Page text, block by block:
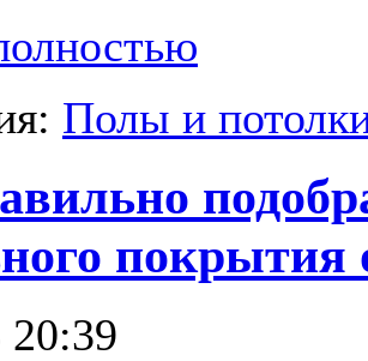
Полы и
покрытия
20:39